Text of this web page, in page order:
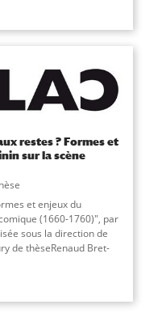
restes ? Formes et
sur la scène
et enjeux du
(1660-1760)", par
sous la direction de
de thèseRenaud Bret-